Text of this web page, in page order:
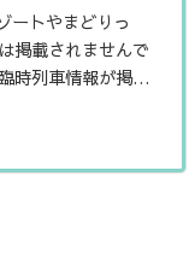
ートやまどりっ
掲載されませんで
時列車情報が掲載